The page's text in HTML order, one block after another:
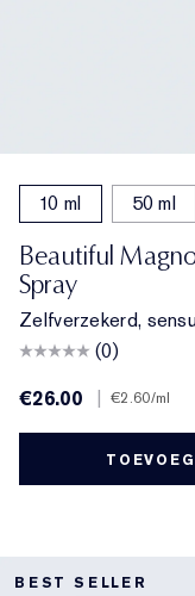
10 ml 50 ml
Beautiful
Spray
Zelfverzekerd,
(0)
€26.00
€2.60/ml
BEST SELLER